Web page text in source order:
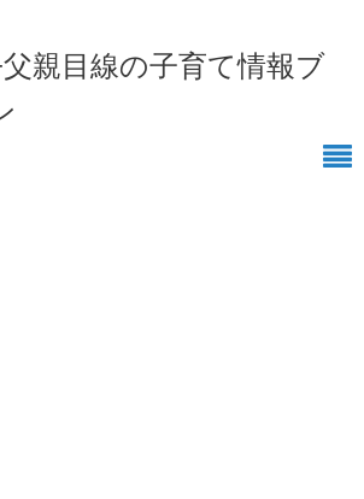
親目線の子育て情報ブ